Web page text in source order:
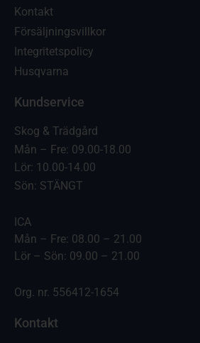
Kontakt
Försäljningsvillkor
Integritetspolicy
Husqvarna
Kundservice
Skog & Trädgård
Mån – Fre: 09.00-18.00
Lör: 10.00-14.00
Sön: STÄNGT
ICA
Mån – Fre: 08.00 – 21.00
Lör – Sön: 09.00 – 21.00
Org. nr. 556412-1654
Kontakt